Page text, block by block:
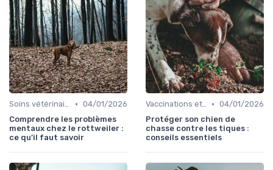
Soins vétérinaires pour chiens de chasse • 04/01/2026
Comprendre les problèmes
mentaux chez le rottweiler :
ce qu’il faut savoir
Vaccinations et traitements antiparasitaires • 04/01/2026
Protéger son chien de
chasse contre les tiques :
conseils essentiels